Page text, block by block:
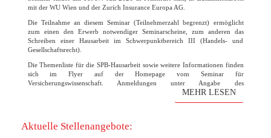
mit der WU Wien und der Zurich Insurance Europa AG.
Die Teilnahme an diesem Seminar (Teilnehmerzahl begrenzt) ermöglicht
zum einen den Erwerb notwendiger Seminarscheine, zum anderen das
Schreiben einer Hausarbeit im Schwerpunktbereich III (Handels- und
Gesellschaftsrecht).
Die Themenliste für die SPB-Hausarbeit sowie weitere Informationen finden
sich im Flyer auf der Homepage vom Seminar für
Versicherungswissenschaft. Anmeldungen unter Angabe des
Themenwunsches bitte bis zum 31. März 2026 direkt an den Lehrstuhl
Robert Koch. Die Vorbesprechung und finale Themenvergabe findet am 07.
MEHR LESEN
Aktuelle Stellenangebote: